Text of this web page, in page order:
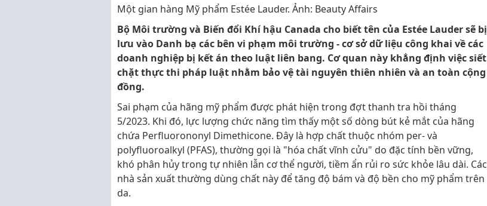
Một gian hàng Mỹ phẩm Estée Lauder. Ảnh: Beauty Affairs
Bộ Môi trường và Biến đổi Khí hậu Canada cho biết tên của Estée Lauder sẽ bị
lưu vào Danh bạ các bên vi phạm môi trường - cơ sở dữ liệu công khai về các
doanh nghiệp bị kết án theo luật liên bang. Cơ quan này khẳng định việc siết
chặt thực thi pháp luật nhằm bảo vệ tài nguyên thiên nhiên và an toàn cộng
đồng.
Sai phạm của hãng mỹ phẩm được phát hiện trong đợt thanh tra hồi tháng
5/2023. Khi đó, lực lượng chức năng tìm thấy một số dòng bút kẻ mắt của hãng
chứa Perfluorononyl Dimethicone. Đây là hợp chất thuộc nhóm per- và
polyfluoroalkyl (PFAS), thường gọi là "hóa chất vĩnh cửu" do đặc tính bền vững,
khó phân hủy trong tự nhiên lẫn cơ thể người, tiềm ẩn rủi ro sức khỏe lâu dài. Các
nhà sản xuất thường dùng chất này để tăng độ bám và độ bền cho mỹ phẩm trên
da.